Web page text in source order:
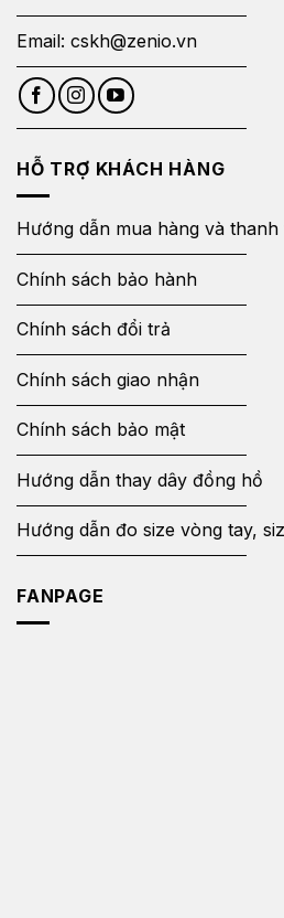
Email: cskh@zenio.vn
HỖ TRỢ KHÁCH HÀNG
Hướng dẫn mua hàng và thanh
Chính sách bảo hành
Chính sách đổi trả
Chính sách giao nhận
Chính sách bảo mật
Hướng dẫn thay dây đồng hồ
Hướng dẫn đo size vòng tay,
FANPAGE